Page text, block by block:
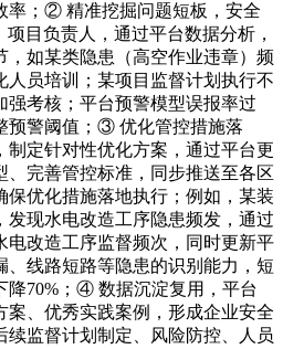
率；② 精准挖掘问题短板，安全
目负责人，通过平台数据分析，
，如某类隐患（高空作业违章）频
人员培训；某项目监督计划执行不
强考核；平台预警模型误报率过
预警阈值；③ 优化管控措施落
制定针对性优化方案，通过平台更
、完善管控标准，同步推送至各区
保优化措施落地执行；例如，某装
发现水电改造工序隐患频发，通过
电改造工序监督频次，同时更新平
、线路短路等隐患的识别能力，短
降70%；④ 数据沉淀复用，平台
案、优秀实践案例，形成企业安全
续监督计划制定、风险防控、人员